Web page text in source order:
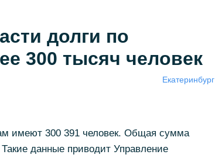
долги по
300 тысяч человек
Екатеринбург
имеют 300 391 человек. Общая сумма
данные приводит Управление